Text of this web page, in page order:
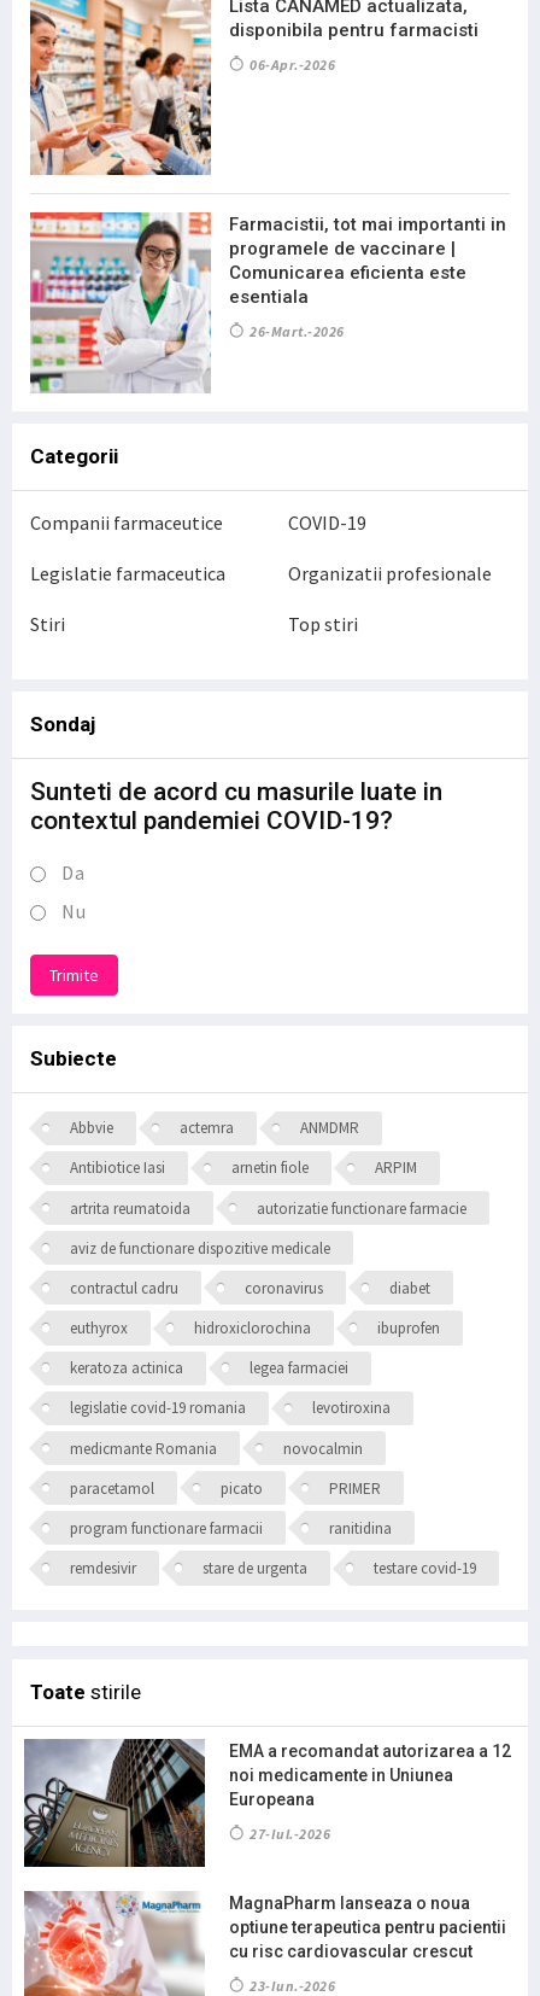
Lista CANAMED actualizata,
disponibila pentru farmacisti
06-Apr.-2026
Farmacistii, tot mai importanti in
programele de vaccinare |
Comunicarea eficienta este
esentiala
26-Mart.-2026
Categorii
Companii farmaceutice COVID-19
Legislatie farmaceutica Organizatii profesionale
Stiri Top stiri
Sondaj
Sunteti de acord cu masurile luate in
contextul pandemiei COVID-19?
Da
Nu
Trimite
Subiecte
Abbvie actemra
ANMDMR
Antibiotice Iasi
arnetin fiole
ARPIM
artrita reumatoida
autorizatie functionare farmacie
aviz de functionare dispozitive medicale
contractul cadru
coronavirus
diabet
euthyrox
hidroxiclorochina
ibuprofen
keratoza actinica
legea farmaciei
legislatie covid-19 romania
levotiroxina
medicmante Romania
novocalmin
paracetamol
picato
PRIMER
program functionare farmacii
ranitidina
remdesivir
stare de urgenta testare covid-19
Toate stirile
EMA a recomandat autorizarea a 12
noi medicamente in Uniunea
Europeana
27-Iul.-2026
MagnaPharm lanseaza o noua
optiune terapeutica pentru pacientii
cu risc cardiovascular crescut
23-Iun.-2026